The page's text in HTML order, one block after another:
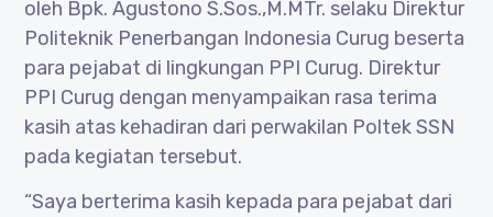
oleh Bpk. Agustono S.Sos.,M.MTr. selaku Direktur
Politeknik Penerbangan Indonesia Curug beserta
para pejabat di lingkungan PPI Curug. Direktur
PPI Curug dengan menyampaikan rasa terima
kasih atas kehadiran dari perwakilan Poltek SSN
pada kegiatan tersebut.
“Saya berterima kasih kepada para pejabat dari